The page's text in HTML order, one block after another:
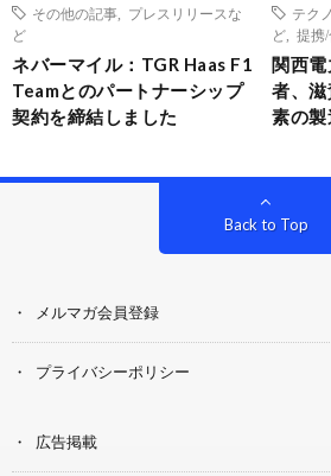
その他の記事
プレスリリースな
ど
ネバーマイル：TGR Haas F1
Teamとのパートナーシップ
契約を締結しました
テク
ど
提携
関西
者、
素の
Back to Top
メルマガ会員登録
プライバシーポリシー
広告掲載